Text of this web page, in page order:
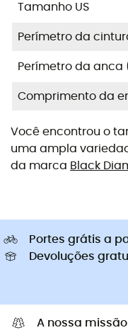
Tamanho US
Perímetro da
Perímetro da anca
Comprimento da
Você encontrou o
uma ampla
da marca Black
Portes grátis a
Devoluções
A nossa missão